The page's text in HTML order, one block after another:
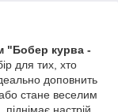
"Бобер курва -
для тих, хто
доповнить
стане веселим
настрій